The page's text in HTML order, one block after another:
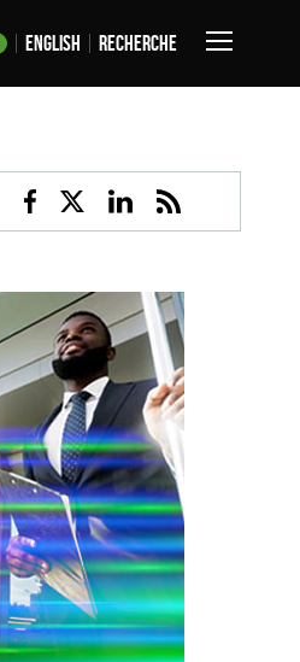
English Recherche
Basculer
Facebook
TwitterLinkedin
RSS